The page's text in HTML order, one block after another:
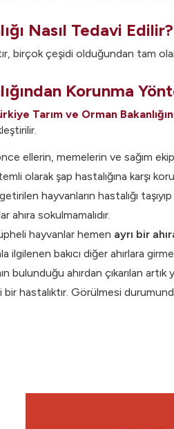
Nasıl Tedavi Edilir?
birçok çeşidi olduğundan tam
Korunma
Tarım ve Orman
ellerin, memelerin ve sağım
olarak şap hastalığına karşı
hayvanların hastalığı
ahıra sokulmamalıdır.
hayvanlar hemen ayrı bir
ilgilenen bakıcı diğer ahırlara
bulunduğu ahırdan çıkarılan artık
hastalıktır. Görülmesi